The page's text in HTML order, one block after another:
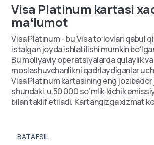
Visa Platinum kartasi
maʻlumot
Visa Platinum - bu Visa toʻlovlari qabul
istalgan joyda ishlatilishi mumkin
Bu moliyaviy operatsiyalarda qulaylik va
moslashuvchanlikni qadrlaydiganlar
Visa Platinum kartasining eng
shundaki, u 50 000 so‘mlik kichik
bilan taklif etiladi. Kartangizga xizmat
bu xalqaro xaridlarni amalga
BATAFSIL